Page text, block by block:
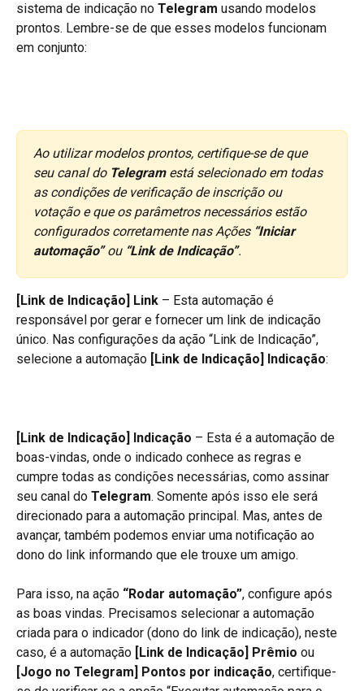
sistema de indicação no Telegram usando modelos
prontos. Lembre-se de que esses modelos funcionam
em conjunto:
Ao utilizar modelos prontos, certifique-se de que
seu canal do Telegram está selecionado em todas
as condições de verificação de inscrição ou
votação e que os parâmetros necessários estão
configurados corretamente nas Ações “Iniciar
automação” ou “Link de Indicação”.
[Link de Indicação] Link – Esta automação é
responsável por gerar e fornecer um link de indicação
único. Nas configurações da ação “Link de Indicação”,
selecione a automação [Link de Indicação] Indicação:
[Link de Indicação] Indicação – Esta é a automação de
boas-vindas, onde o indicado conhece as regras e
cumpre todas as condições necessárias, como assinar
seu canal do Telegram. Somente após isso ele será
direcionado para a automação principal. Mas, antes de
avançar, também podemos enviar uma notificação ao
dono do link informando que ele trouxe um amigo.
Para isso, na ação “Rodar automação”, configure após
as boas vindas. Precisamos selecionar a automação
criada para o indicador (dono do link de indicação), neste
caso, é a automação
[Link de Indicação] Prêmio ou
[Jogo no Telegram] Pontos por indicação, certifique-